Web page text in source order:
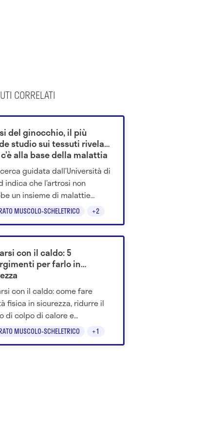
CORRELATI
MUSCOLO-SCHELETRICO +2
del ginocchio, il più
studio sui tessuti rivela
alla base della malattia
guidata dall’Università di
indica che l’artrosi non
un insieme di malattie
ma una condizione con
MUSCOLO-SCHELETRICO +1
con il caldo: 5
per farlo in
con il caldo: come fare
fisica in sicurezza, ridurre il
di colpo di calore e
l'organismo dalle alte